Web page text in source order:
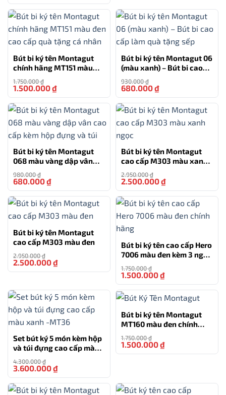
Bút bi ký tên Montagut
chính hãng MT151 màu
đen cao cấp quà tặng cá
nhân
1.750.000₫
1.500.000₫
Bút bi ký tên Montagut 06
(màu xanh) – Bút bi cao
cấp làm quà tặng sếp
930.000₫
680.000₫
Bút bi ký tên Montagut
068 màu vàng dập vân
cao cấp kèm hộp đựng và
túi
980.000₫
680.000₫
Bút bi ký tên Montagut
cao cấp M303 màu xanh
ngọc
2.950.000₫
2.500.000₫
Bút bi ký tên Montagut
cao cấp M303 màu đen
2.950.000₫
2.500.000₫
Bút bi ký tên cao cấp Hero
7006 màu đen kèm 3 ngòi,
hộp và túi hãng
1.750.000₫
1.500.000₫
Set bút ký 5 món kèm hộp
và túi đựng cao cấp màu
xanh -MT36
4.300.000₫
3.600.000₫
Bút bi ký tên Montagut
MT160 màu đen chính
hãng
1.750.000₫
1.500.000₫